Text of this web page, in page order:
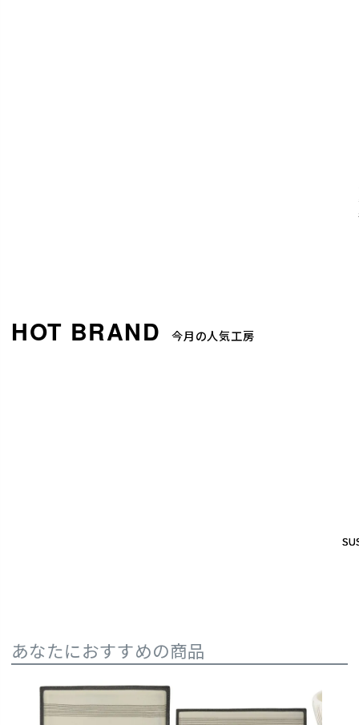
今月の人気工房
あなたにおすすめの商品